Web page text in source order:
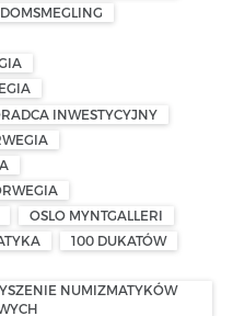
INWESTYCYJNY
OSLO MYNTGALLERI
100 DUKATÓW
NUMIZMATYKÓW